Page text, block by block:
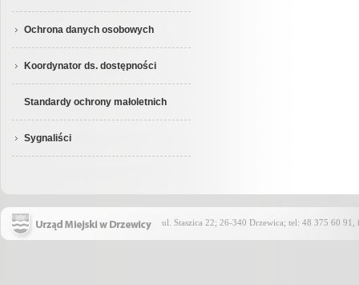
Ochrona danych osobowych
Koordynator ds. dostępności
Standardy ochrony małoletnich
Sygnaliści
ul. Staszica 22; 26-340 Drzewica; tel: 48 375 60